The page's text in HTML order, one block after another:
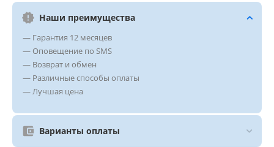
Наши преимущества
— Гарантия 12 месяцев
— Оповещение по SMS
— Возврат и обмен
— Различные способы оплаты
— Лучшая цена
Варианты оплаты